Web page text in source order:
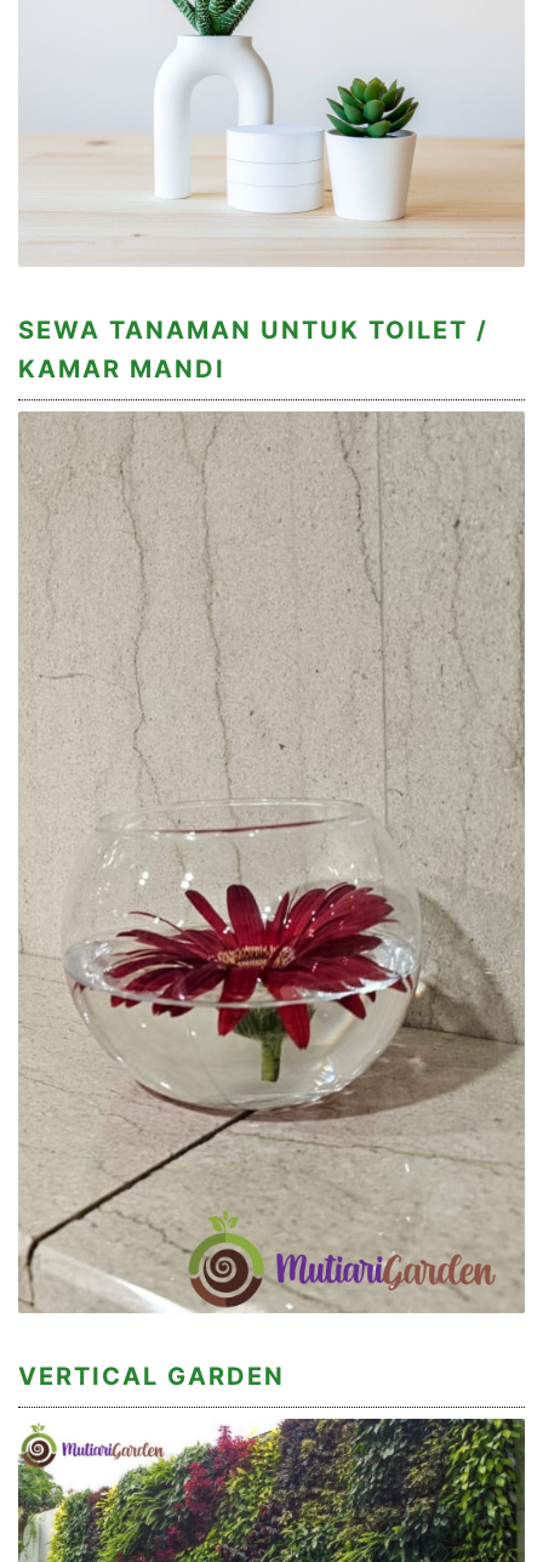
SEWA TANAMAN UNTUK TOILET /
KAMAR MANDI
VERTICAL GARDEN